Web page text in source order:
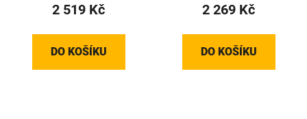
2 519 Kč
DO KOŠÍKU
2 269 Kč
DO KOŠÍKU